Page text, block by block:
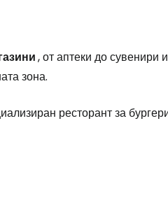
, от аптеки до сувенири и
зона.
ресторант за
имейл